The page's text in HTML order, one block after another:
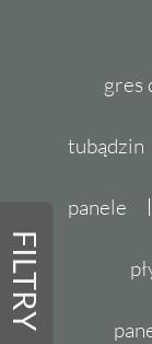
FILTRY
gres
tubądzin
panele